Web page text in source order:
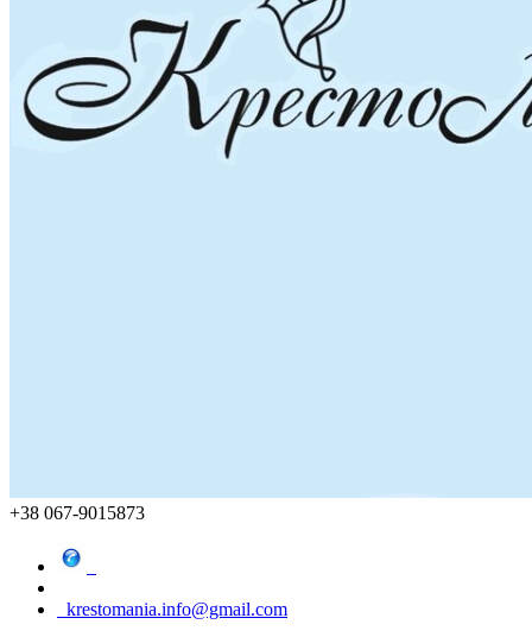
+38 067-9015873
krestomania.info@gmail.com